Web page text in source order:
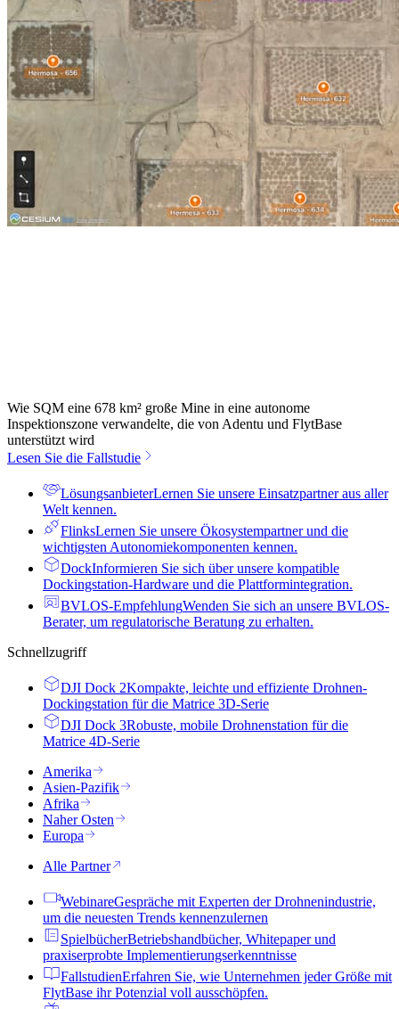
Wie SQM eine 678 km² große Mine in eine autonome
Inspektionszone verwandelte, die von Adentu und FlytBase
unterstützt wird
Lesen Sie die Fallstudie
LösungsanbieterLernen Sie unsere Einsatzpartner aus aller
Welt kennen.
FlinksLernen Sie unsere Ökosystempartner und die
wichtigsten Autonomiekomponenten kennen.
DockInformieren Sie sich über unsere kompatible
Dockingstation-Hardware und die Plattformintegration.
BVLOS-EmpfehlungWenden Sie sich an unsere BVLOS-
Berater, um regulatorische Beratung zu erhalten.
Schnellzugriff
DJI Dock 2Kompakte, leichte und effiziente Drohnen-
Dockingstation für die Matrice 3D-Serie
DJI Dock 3Robuste, mobile Drohnenstation für die
Matrice 4D-Serie
Amerika
Asien-Pazifik
Afrika
Naher Osten
Europa
Alle Partner
WebinareGespräche mit Experten der Drohnenindustrie,
um die neuesten Trends kennenzulernen
SpielbücherBetriebshandbücher, Whitepaper und
praxiserprobte Implementierungserkenntnisse
FallstudienErfahren Sie, wie Unternehmen jeder Größe mit
FlytBase ihr Potenzial voll ausschöpfen.